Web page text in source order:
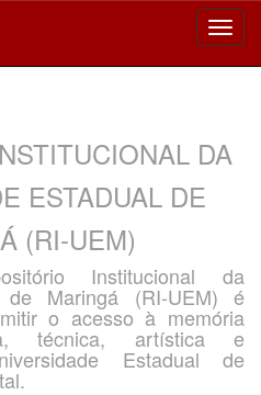
DA
ESTADUAL DE
(RI-UEM)
Institucional da
de Maringá (RI-UEM) é
o acesso à memória
técnica, artística e
Estadual de